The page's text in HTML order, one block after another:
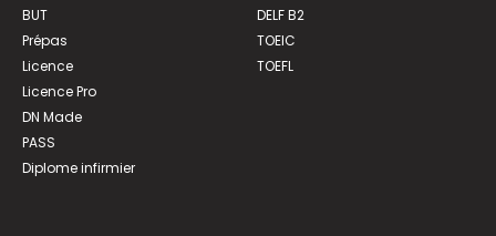
BUT
Prépas
Licence
Licence Pro
DN Made
PASS
Diplome infirmier
DELF B2
TOEIC
TOEFL